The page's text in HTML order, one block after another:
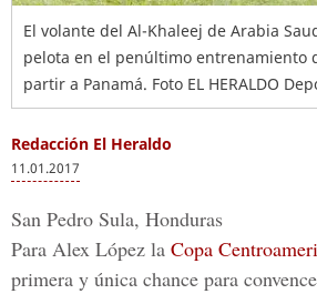
El volante del Al-Khaleej de Arabia
pelota en el penúltimo entrenamiento
partir a Panamá. Foto EL HERALDO
Redacción El Heraldo
11.01.2017
San Pedro Sula, Honduras
Para Alex López la Copa
primera y única chance para c